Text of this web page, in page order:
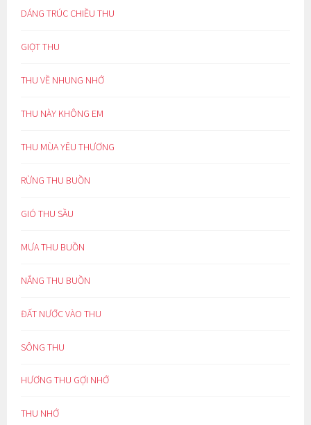
DÁNG TRÚC CHIỀU THU
GIỌT THU
THU VỀ NHUNG NHỚ
THU NÀY KHÔNG EM
THU MÙA YÊU THƯƠNG
RỪNG THU BUỒN
GIÓ THU SẦU
MƯA THU BUỒN
NẮNG THU BUỒN
ĐẤT NƯỚC VÀO THU
SÔNG THU
HƯƠNG THU GỢI NHỚ
THU NHỚ